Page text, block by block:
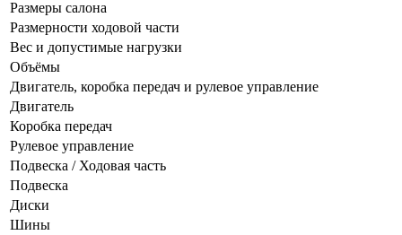
Размеры салона
Размерности ходовой части
Вес и допустимые нагрузки
Объёмы
Двигатель, коробка передач и рулевое управление
Двигатель
Коробка передач
Рулевое управление
Подвеска / Ходовая часть
Подвеска
Диски
Шины